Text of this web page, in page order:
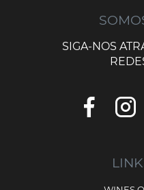
SIGA-NOS